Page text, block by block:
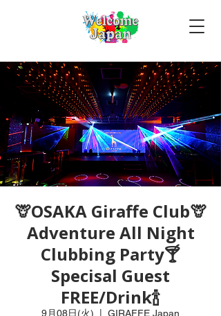
🦒OSAKA Giraffe Club🦒
Adventure All Night
Clubbing Party🍸
Specisal Guest
FREE/Drink🍾
9月08日(火) GIRAFFE Japan